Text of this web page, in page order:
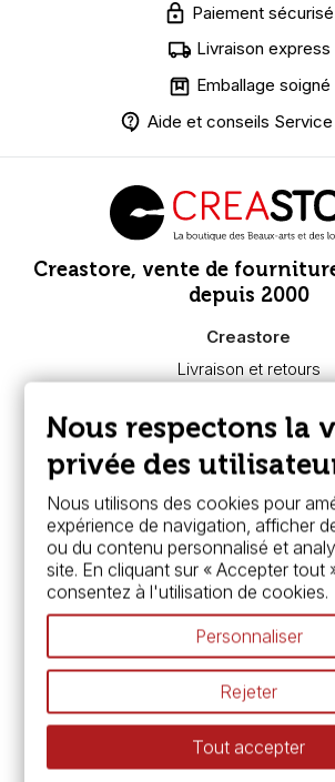
Paiement sécurisé
Livraison express
Emballage soigné
Aide et conseils
Creastore, vente de
depuis 2000
Creastore
Livraison et retours
Paiement sécurisé
FAQ
Boutique à Angers
Services
Carte fidélité &
Chèque cadeau, bon
Devis & bon de
Pass culture - mode
Nos promotions en
Espace conseils
L’aquarelle en tubes ou en
Le vocabulaire technique de
Différence entre peinture Fine et
Préparer une toile pour peinture à
Nous respectons la
privée des
Nous utilisons des cookies pour
expérience de navigation, afficher
ou du contenu personnalisé et
site. En cliquant sur « Accepter tout
consentez à l'utilisation de cookies.
Personnaliser
Rejeter
Tout accepter